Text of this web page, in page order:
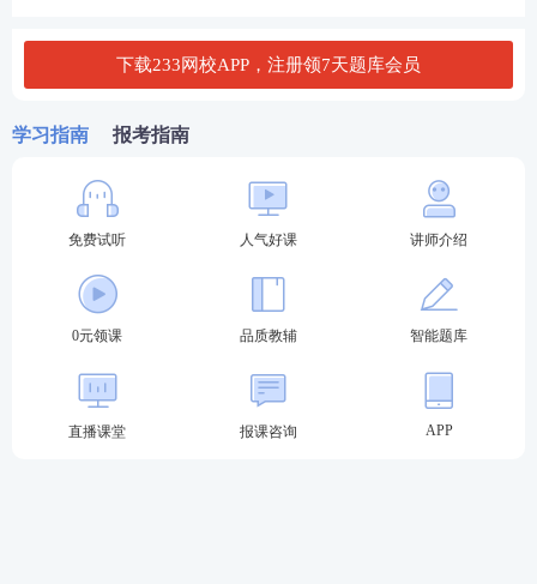
5月6日高分榜单揭晓！冲奖夺冠看这里
模考赛程过半，5月6日高分榜单正式公示！一众学霸
考生强势出圈，实力角逐50元京东卡大奖：
中级法规与政策：最高分96分
，精准拿捏政策考点，
强势领跑
中级社会工作实务：AI智能阅卷，最高分
分析、方案设计答题水准拉满
下载233网校APP，注册领7天题库会员
学习指南 报考指南
免费试听 人气好课 讲师介绍
0元领课 品质教辅 智能题库
直播课堂 报课咨询 APP